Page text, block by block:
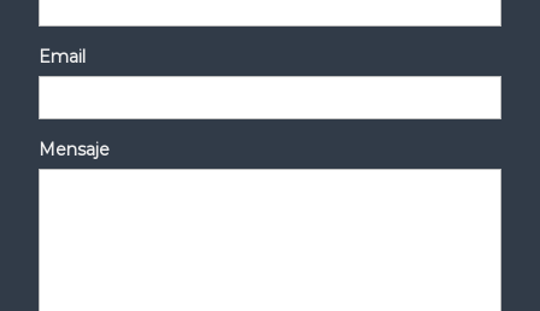
Email
Mensaje